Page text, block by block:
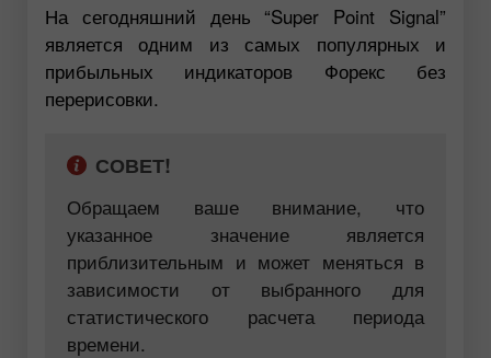
На сегодняшний день “Super Point Signal”
является одним из самых популярных и
прибыльных индикаторов Форекс без
перерисовки.
СОВЕТ!
Обращаем ваше внимание, что
указанное значение является
приблизительным и может меняться в
зависимости от выбранного для
статистического расчета периода
времени.